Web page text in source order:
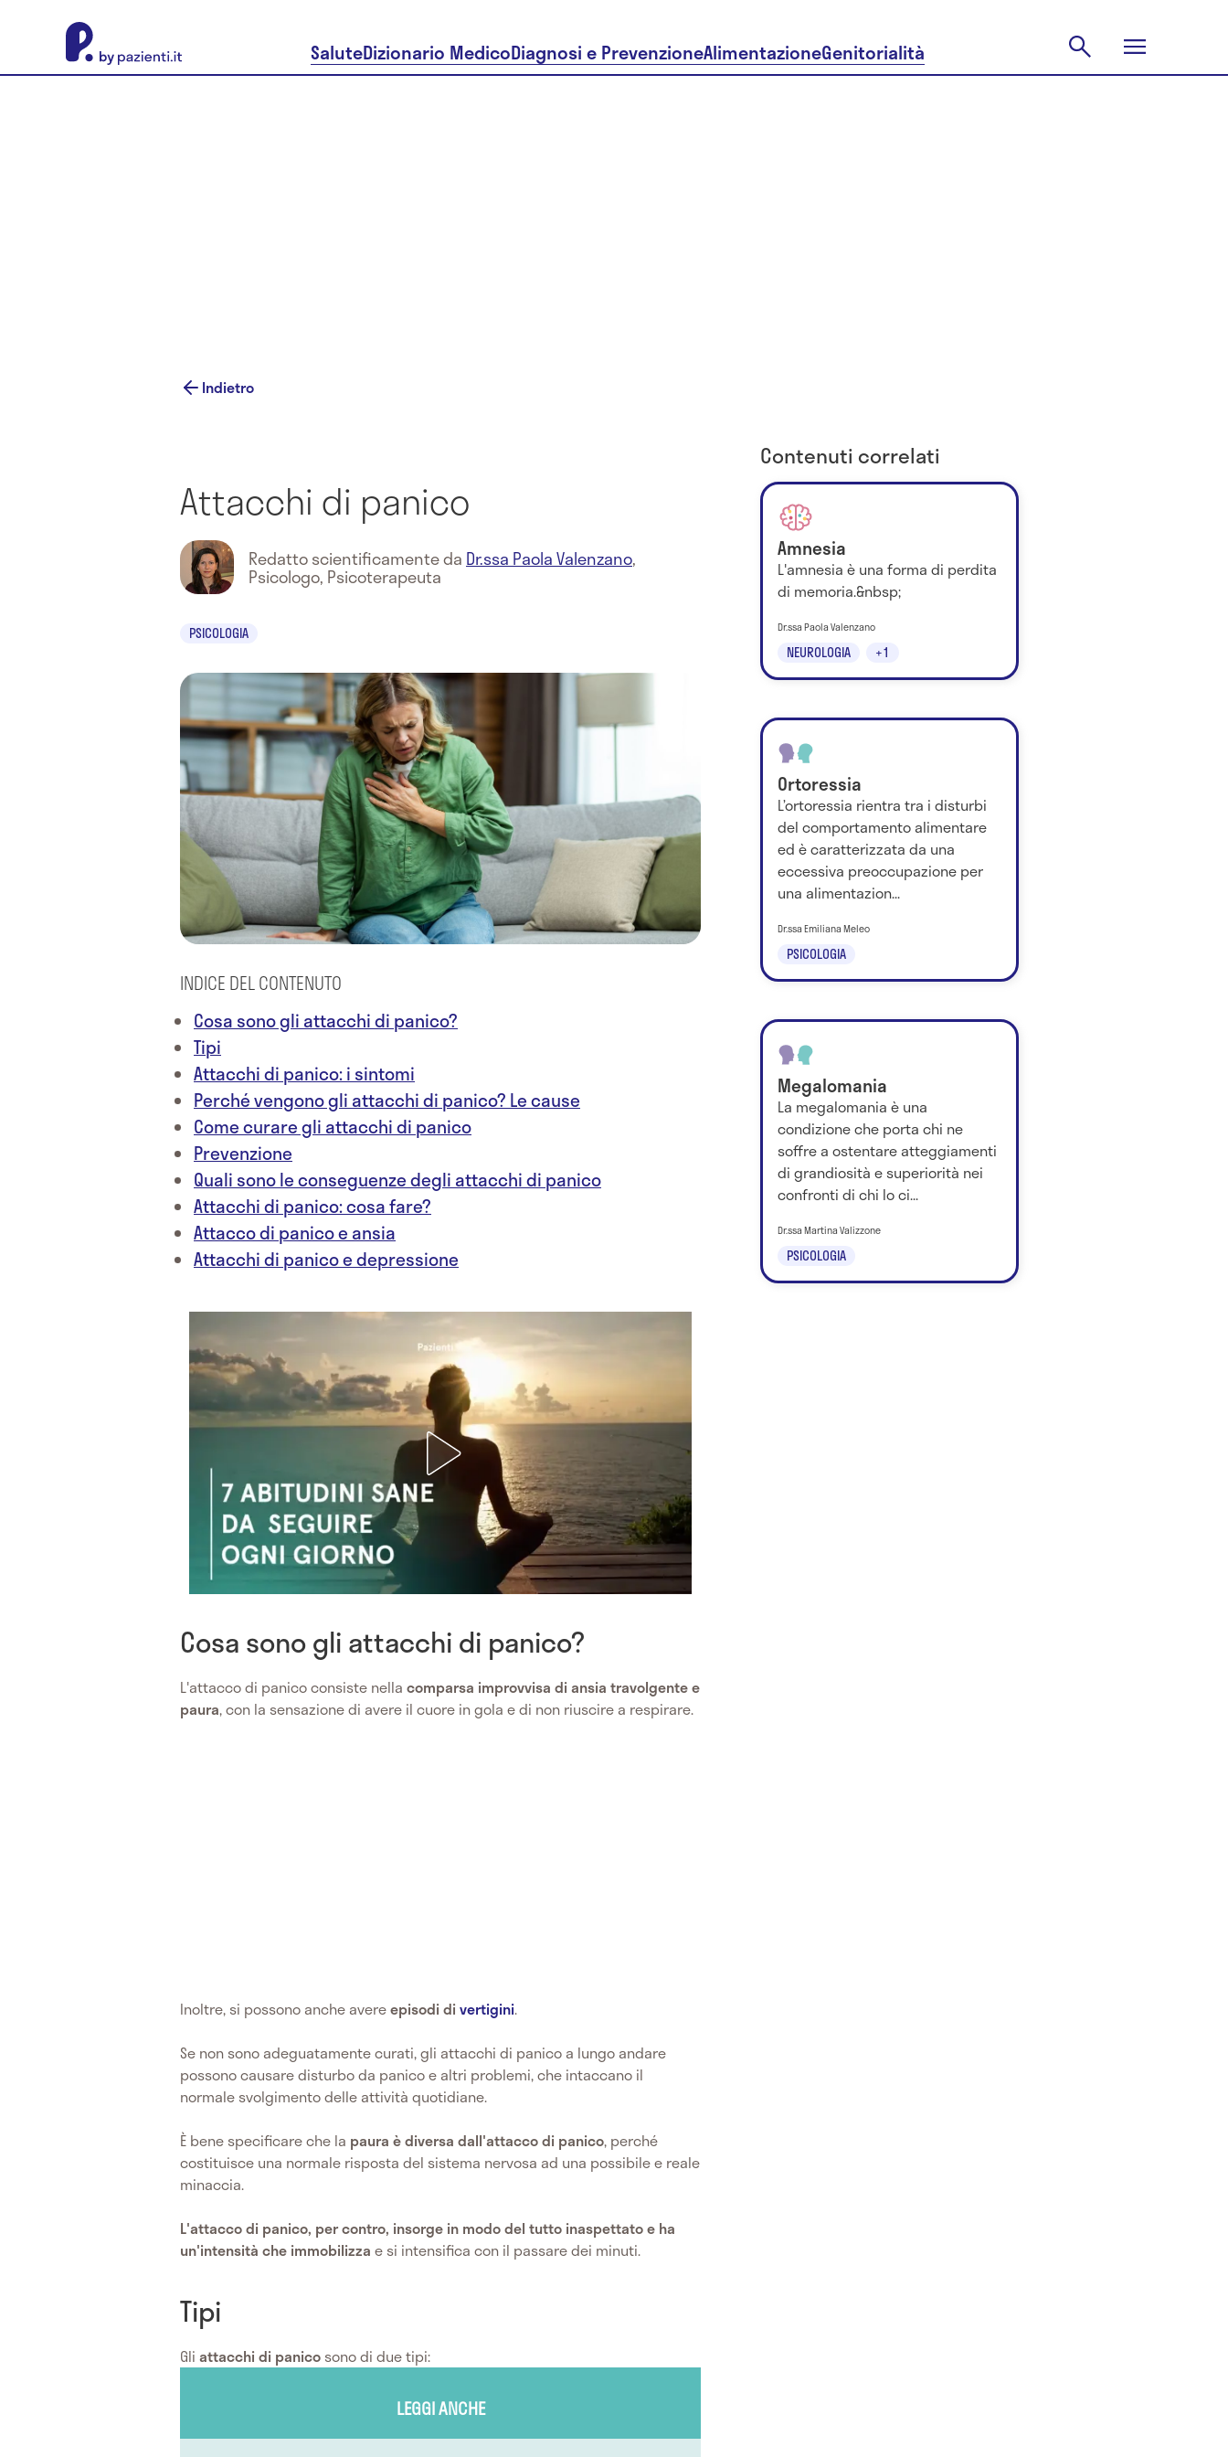
SaluteDizionario MedicoDiagnosi e PrevenzioneAlimentazioneGenitorialità
Indietro
Attacchi di panico
Redatto scientificamente da Dr.ssa Paola Valenzano,
Psicologo, Psicoterapeuta
PSICOLOGIA
INDICE DEL CONTENUTO
Cosa sono gli attacchi di panico?
Tipi
Attacchi di panico: i sintomi
Perché vengono gli attacchi di panico? Le cause
Come curare gli attacchi di panico
Prevenzione
Quali sono le conseguenze degli attacchi di panico
Attacchi di panico: cosa fare?
Attacco di panico e ansia
Attacchi di panico e depressione
Cosa sono gli attacchi di panico?
L'attacco di panico consiste nella comparsa improvvisa di ansia travolgente e
paura, con la sensazione di avere il cuore in gola e di non riuscire a respirare.
Inoltre, si possono anche avereepisodi divertigini.
Se non sono adeguatamente curati, gli attacchi di panico a lungo andare
possono causare disturbo da panico e altri problemi, che intaccano il
normale svolgimento delle attività quotidiane.
È bene specificare che la paura è diversa dall'attacco di panico, perché
costituisce una normale risposta del sistema nervosa ad una possibile e reale
minaccia.
L'attacco di panico, per contro, insorge in modo del tutto inaspettato e ha
un'intensità che immobilizza e si intensifica con il passare dei minuti.
Tipi
Gli attacchi di panico sono di due tipi:
LEGGI ANCHE
Contenuti correlati
Amnesia
L'amnesia è una forma di perdita
di memoria.&nbsp;
NEUROLOGIA +1
Dr.ssa Paola Valenzano
Ortoressia
L’ortoressia rientra tra i disturbi
del comportamento alimentare
ed è caratterizzata da una
eccessiva preoccupazione per
una alimentazion...
PSICOLOGIA
Dr.ssa Emiliana Meleo
Megalomania
La megalomania è una
condizione che porta chi ne
soffre a ostentare atteggiamenti
di grandiosità e superiorità nei
confronti di chi lo ci...
PSICOLOGIA
Dr.ssa Martina Valizzone